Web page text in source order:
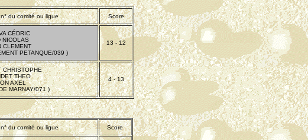
du comité ou ligue Score
CÉDRIC
NICOLAS
CLEMENT
PETANQUE/039 )
13 - 12
CHRISTOPHE
THEO
AXEL
MARNAY/071 )
4 - 13
du comité ou ligue Score